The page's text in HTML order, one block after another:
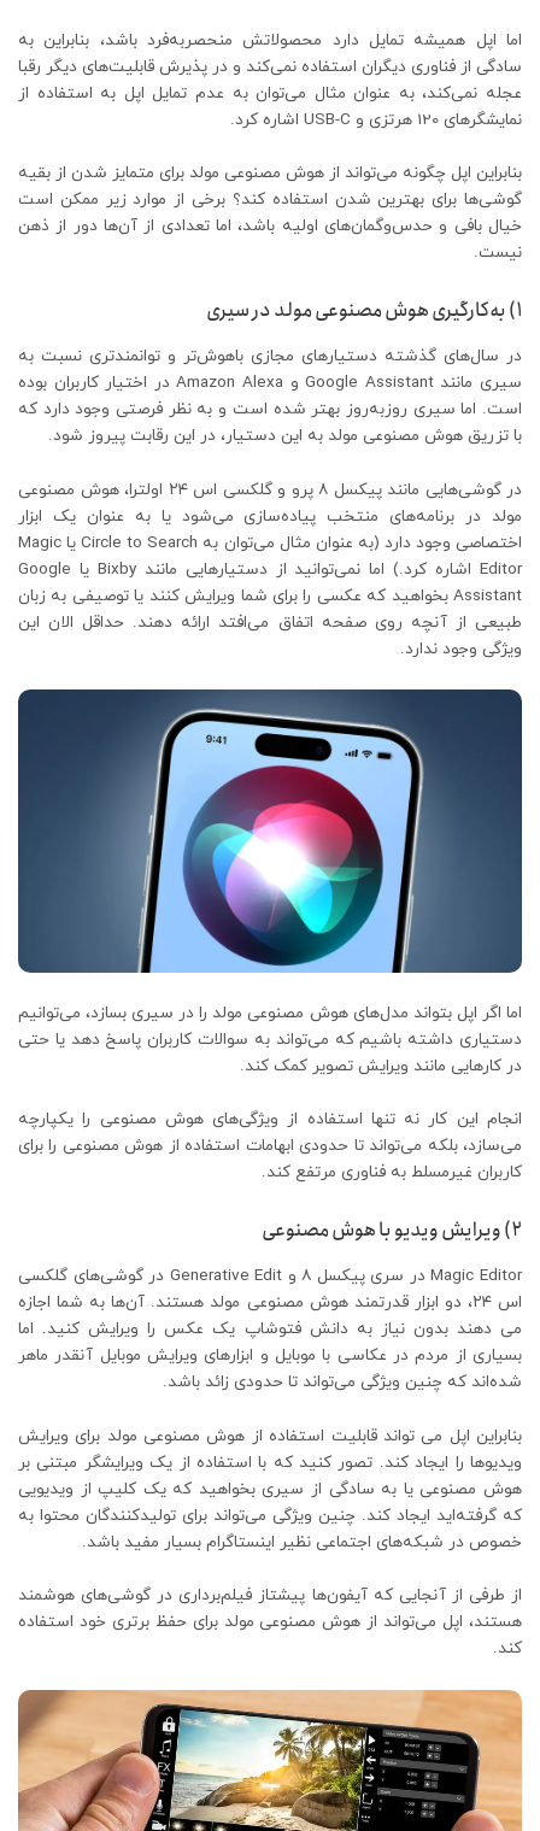
اما اپل همیشه تمایل دارد محصولاتش منحصربه‌فرد باشد، بنابراین به
سادگی از فناوری دیگران استفاده نمی‌کند و در پذیرش قابلیت‌های دیگر رقبا
عجله نمی‌کند، به عنوان مثال می‌توان به عدم تمایل اپل به استفاده از
نمایشگرهای 120 هرتزی و USB-C اشاره کرد.
بنابراین اپل چگونه می‌تواند از هوش مصنوعی مولد برای متمایز شدن از بقیه
گوشی‌ها برای بهترین شدن استفاده کند؟ برخی از موارد زیر ممکن است
خیال بافی و حدس‌و‌گمان‌های اولیه باشد، اما تعدادی از آن‌ها دور از ذهن
نیست.
۱) به‌کارگیری هوش مصنوعی مولد در سیری
در سال‌های گذشته دستیارهای مجازی باهوش‌تر و توانمندتری نسبت به
سیری مانند Google Assistant و Amazon Alexa در اختیار کاربران بوده
است. اما سیری روز‌به‌روز بهتر شده است و به نظر فرصتی وجود دارد که
با تزریق هوش مصنوعی مولد به این دستیار، در این رقابت پیروز شود.
در گوشی‌هایی مانند پیکسل ۸ پرو و گلکسی اس ۲۴ اولترا، هوش مصنوعی
مولد در برنامه‌های منتخب پیاده‌سازی می‌شود یا به عنوان یک ابزار
اختصاصی وجود دارد (به عنوان مثال می‌توان به Circle to Search یا Magic
Editor اشاره کرد.) اما نمی‌توانید از دستیارهایی مانند Bixby یا Google
Assistant بخواهید که عکسی را برای شما ویرایش کنند یا توصیفی به زبان
طبیعی از آنچه روی صفحه اتفاق می‌افتد ارائه دهند. حداقل الان این
ویژگی وجود ندارد.
اما اگر اپل بتواند مدل‌های هوش مصنوعی مولد را در سیری بسازد، می‌توانیم
دستیاری داشته باشیم که می‌تواند به سوالات کاربران پاسخ دهد یا حتی
در کارهایی مانند ویرایش تصویر کمک کند.
انجام این کار نه تنها استفاده از ویژگی‌های هوش مصنوعی را یکپارچه
می‌سازد، بلکه می‌تواند تا حدودی ابهامات استفاده از هوش مصنوعی را برای
کاربران غیرمسلط به فناوری مرتفع کند.
۲) ویرایش ویدیو با هوش مصنوعی
Magic Editor در سری پیکسل ۸ و Generative Edit در گوشی‌های گلکسی
اس ۲۴، دو ابزار قدرتمند هوش مصنوعی مولد هستند. آن‌ها به شما اجازه
می دهند بدون نیاز به دانش فتوشاپ یک عکس را ویرایش کنید. اما
بسیاری از مردم در عکاسی با موبایل و ابزارهای ویرایش موبایل آنقدر ماهر
شده‌اند که چنین ویژگی می‌تواند تا حدودی زائد باشد.
بنابراین اپل می تواند قابلیت استفاده از هوش مصنوعی مولد برای ویرایش
ویدیوها را ایجاد کند. تصور کنید که با استفاده از یک ویرایشگر مبتنی بر
هوش مصنوعی یا به سادگی از سیری بخواهید که یک کلیپ از ویدیویی
که گرفته‌اید ایجاد کند. چنین ویژگی می‌تواند برای تولیدکنندگان محتوا به
خصوص در شبکه‌های اجتماعی نظیر اینستاگرام بسیار مفید باشد.
از طرفی از آنجایی که آیفون‌ها پیشتاز فیلم‌برداری در گوشی‌های هوشمند
هستند، اپل می‌تواند از هوش مصنوعی مولد برای حفظ برتری خود استفاده
کند.